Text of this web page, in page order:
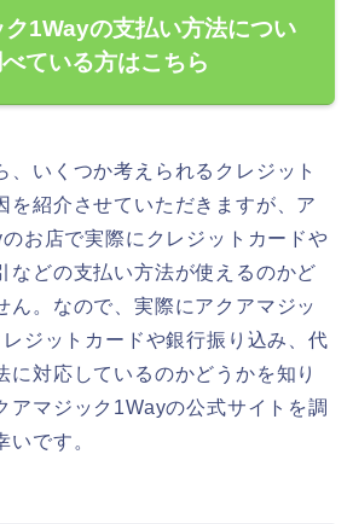
ク1Wayの支払い方法につい
ている方はこちら
、いくつか考えられるクレジット
を紹介させていただきますが、ア
お店で実際にクレジットカードや
などの支払い方法が使えるのかど
ん。なので、実際にアクアマジッ
ジットカードや銀行振り込み、代
に対応しているのかどうかを知り
アマジック1Wayの公式サイトを調
いです。